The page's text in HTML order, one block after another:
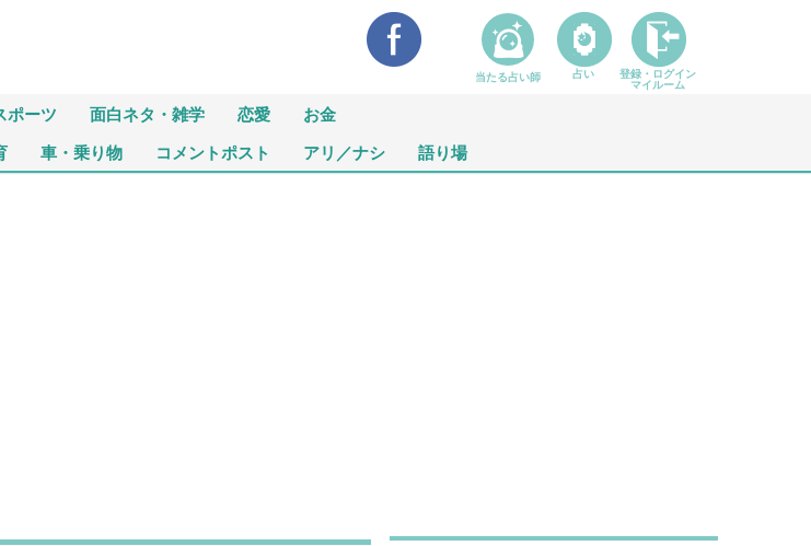
ポーツ 面白ネタ・雑学 恋愛 お金
車・乗り物 コメントポスト アリ／ナシ 語り場
当たる占い師 占い
登録・ログイン
マイルーム